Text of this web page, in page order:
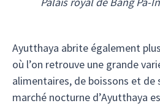
Ayutthaya abrite également
où l’on retrouve une grande
alimentaires, de boissons et de
marché nocturne d’Ayutthaya